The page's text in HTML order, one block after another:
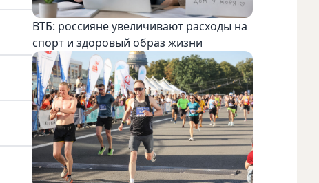
ВТБ: россияне увеличивают расходы на
спорт и здоровый образ жизни